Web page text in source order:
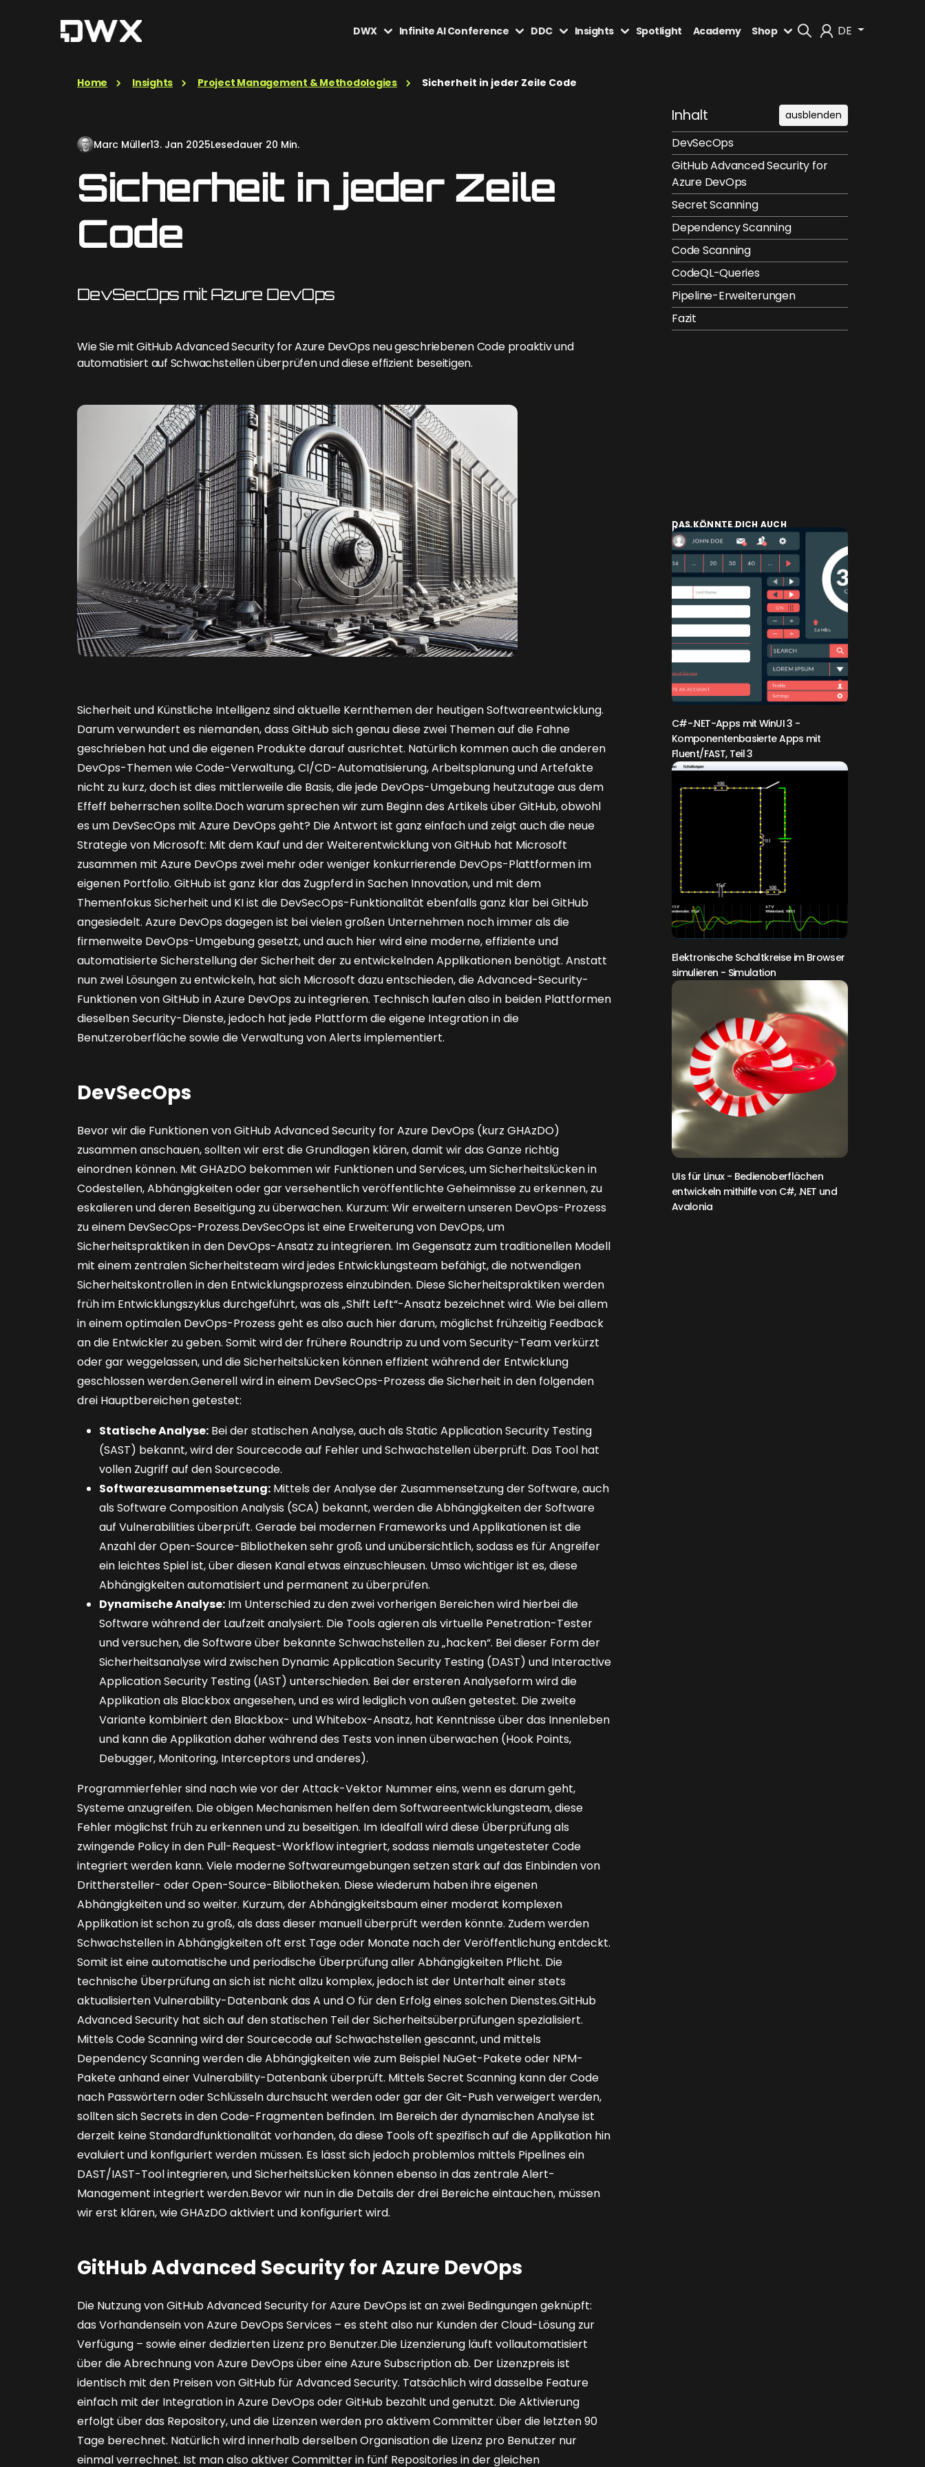
Abmelden
DE
DWX Infinite AI Conference DDC Insights Spotlight Academy Shop
Home Insights Project Management & Methodologies Sicherheit in jeder Zeile Code
Marc Müller13. Jan 2025Lesedauer 20 Min.
Sicherheit in jeder Zeile
Code
DevSecOps mit Azure DevOps
Wie Sie mit GitHub Advanced Security for Azure DevOps neu geschriebenen Code proaktiv und
automatisiert auf Schwachstellen überprüfen und diese effizient beseitigen.
Sicherheit und Künstliche Intelligenz sind aktuelle Kernthemen der heutigen Softwareentwicklung.
Darum verwundert es niemanden, dass GitHub sich genau diese zwei Themen auf die Fahne
geschrieben hat und die eigenen Produkte darauf ausrichtet. Natürlich kommen auch die anderen
Dev­Ops-Themen wie Code-Verwaltung, CI/CD-Automatisierung, Arbeitsplanung und Artefakte
nicht zu kurz, doch ist dies mittlerweile die Basis, die jede DevOps-Umgebung heutzutage aus dem
Effeff beherrschen sollte.Doch warum sprechen wir zum Beginn des Artikels über GitHub, obwohl
es um DevSecOps mit Azure DevOps geht? Die Antwort ist ganz einfach und zeigt auch die neue
Strategie von Microsoft: Mit dem Kauf und der Weiterentwicklung von GitHub hat Microsoft
zusammen mit Azure DevOps zwei mehr oder weniger konkurrierende DevOps-Plattformen im
eigenen Portfolio. GitHub ist ganz klar das Zugpferd in Sachen Innovation, und mit dem
Themenfokus Sicherheit und KI ist die DevSecOps-Funktionalität ebenfalls ganz klar bei GitHub
angesiedelt. Azure DevOps dagegen ist bei vielen großen Unternehmen noch immer als die
firmenweite Dev­Ops-Umgebung gesetzt, und auch hier wird eine moderne, ­effiziente und
automatisierte Sicherstellung der Sicherheit der zu entwickelnden Applikationen benötigt. Anstatt
nun zwei Lösungen zu entwickeln, hat sich Microsoft dazu entschieden, die Advanced-Security-
Funktionen von GitHub in Azure DevOps zu integrieren. Technisch laufen also in beiden Plattformen
dieselben Security-Dienste, jedoch hat jede Plattform die eigene Integration in die
Benutzeroberfläche sowie die Verwaltung von Alerts implementiert.
DevSecOps
Bevor wir die Funktionen von GitHub Advanced Security for Azure DevOps (kurz GHAzDO)
zusammen anschauen, sollten wir erst die Grundlagen klären, damit wir das Ganze richtig
einordnen können. Mit GHAzDO bekommen wir Funktio­nen und Services, um Sicherheitslücken in
Codestellen, Abhängigkeiten oder gar versehentlich veröffentlichte Geheimnisse zu erkennen, zu
eskalieren und deren Beseitigung zu überwachen. Kurzum: Wir erweitern unseren DevOps-Prozess
zu einem DevSecOps-Prozess.DevSecOps ist eine Erweiterung von DevOps, um
Sicherheitspraktiken in den DevOps-Ansatz zu integrieren. Im Gegensatz zum traditionellen Modell
mit einem zentralen Sicherheitsteam wird jedes Entwicklungsteam befähigt, die notwendigen
Sicherheitskontrollen in den Entwicklungsprozess einzubinden. Diese Sicherheitspraktiken werden
früh im Entwicklungszyklus durchgeführt, was als „Shift Left“-Ansatz bezeichnet wird. Wie bei allem
in einem optimalen Dev­Ops-Prozess geht es also auch hier darum, möglichst früh­zeitig Feedback
an die Entwickler zu geben. Somit wird der frühere Roundtrip zu und vom Security-Team verkürzt
oder gar weggelassen, und die Sicherheitslücken können effizient während der Entwicklung
geschlossen werden.Generell wird in einem DevSecOps-Prozess die Sicherheit in den folgenden
drei Hauptbereichen getestet:
Statische Analyse: Bei der statischen Analyse, auch als Static Application Security Testing
(SAST) bekannt, wird der Sourcecode auf Fehler und Schwachstellen überprüft. Das Tool hat
vollen Zugriff auf den Sourcecode.
Softwarezusammensetzung: Mittels der Analyse der Zusammensetzung der Software, auch
als Software Composition Analysis (SCA) bekannt, werden die Abhängigkeiten der Software
auf Vulnerabilities überprüft. Gerade bei modernen Frameworks und Applikationen ist die
Anzahl der Open-Source-Bibliotheken sehr groß und unübersichtlich, sodass es für Angreifer
ein leichtes Spiel ist, über diesen Kanal etwas einzuschleusen. Umso wichtiger ist es, diese
Abhängigkeiten automatisiert und permanent zu überprüfen.
Dynamische Analyse: Im Unterschied zu den zwei vorherigen Bereichen wird hierbei die
Software während der Laufzeit analysiert. Die Tools agieren als virtuelle Penetration-Tester
und versuchen, die Software über bekannte Schwachstellen zu „hacken“. Bei dieser Form der
Sicherheitsana­lyse wird zwischen Dynamic Application Security Testing (DAST) und Interactive
Application Security Testing (IAST) unterschieden. Bei der ersteren Analyseform wird die
Applikation als Blackbox angesehen, und es wird lediglich von außen getestet. Die zweite
Variante kombiniert den Blackbox- und Whitebox-Ansatz, hat Kenntnisse über das Innenleben
und kann die Applikation daher während des Tests von innen überwachen (Hook Points,
Debugger, Monitoring, Interceptors und anderes).
Programmierfehler sind nach wie vor der Attack-Vektor Nummer eins, wenn es darum geht,
Systeme anzugreifen. Die obigen Mechanismen helfen dem Softwareentwicklungs­team, diese
Fehler möglichst früh zu erkennen und zu beseitigen. Im Idealfall wird diese Überprüfung als
zwingende Policy in den Pull-Request-Workflow integriert, sodass niemals ungetesteter Code
integriert werden kann. Viele moderne Softwareumgebungen setzen stark auf das Einbinden von
Dritthersteller- oder Open-Source-Bibliotheken. Diese wiederum haben ihre eigenen
Abhängigkeiten und so weiter. Kurzum, der Abhängigkeitsbaum einer moderat komplexen
Applikation ist schon zu groß, als dass dieser manuell überprüft werden könnte. Zudem werden
Schwachstellen in Abhängigkeiten oft erst Tage oder Monate nach der Veröffentlichung entdeckt.
Somit ist eine automatische und periodische Überprüfung aller Abhängigkeiten Pflicht. Die
technische Überprüfung an sich ist nicht allzu komplex, jedoch ist der Unterhalt einer stets
aktualisierten Vulnerability-Datenbank das A und O für den Erfolg eines solchen Dienstes.GitHub
Advanced Security hat sich auf den statischen Teil der Sicherheitsüberprüfungen spezialisiert.
Mittels Code Scanning wird der Sourcecode auf Schwachstellen gescannt, und mittels
Dependency Scanning werden die Abhängigkeiten wie zum Beispiel NuGet-Pakete oder NPM-
Pakete anhand einer Vulnerability-Datenbank überprüft. Mittels Secret Scanning kann der Code
nach Passwörtern oder Schlüsseln durchsucht werden oder gar der Git-Push verweigert werden,
sollten sich Secrets in den Code-Fragmenten befinden. Im Bereich der dynamischen Analyse ist
derzeit keine Standardfunktionalität vorhanden, da diese Tools oft spezifisch auf die Applikation hin
evaluiert und konfiguriert werden müssen. Es lässt sich jedoch problemlos mittels Pipelines ein
DAST/IAST-Tool integrieren, und Sicherheitslücken können ebenso in das zentrale Alert-
Management integriert werden.Bevor wir nun in die Details der drei Bereiche eintauchen, müssen
wir erst klären, wie GHAzDO aktiviert und konfiguriert wird.
GitHub Advanced Security for Azure DevOps
Die Nutzung von GitHub Advanced Security for Azure Dev­Ops ist an zwei Bedingungen geknüpft:
das Vorhandensein von Azure DevOps Services – es steht also nur Kunden der Cloud-Lösung zur
Verfügung – sowie einer dedizierten Lizenz pro Benutzer.Die Lizenzierung läuft vollautomatisiert
über die Abrechnung von Azure DevOps über eine Azure Subscription ab. Der Lizenzpreis ist
identisch mit den Preisen von GitHub für Advanced Security. Tatsächlich wird dasselbe Feature
einfach mit der Integration in Azure DevOps oder GitHub bezahlt und genutzt. Die Aktivierung
erfolgt über das Repository, und die Lizenzen werden pro aktivem Committer über die letzten 90
Tage berechnet. Natürlich wird innerhalb derselben Organisation die Lizenz pro Benutzer nur
einmal verrechnet. Ist man also aktiver Committer in fünf Repositories in der gleichen
Inhalt ausblenden
DevSecOps
GitHub Advanced Security for
Azure DevOps
Secret Scanning
Dependency Scanning
Code Scanning
CodeQL-Queries
Pipeline-Erweiterungen
Fazit
DAS KÖNNTE DICH AUCH
INTERESSIEREN:
C#-.NET-Apps mit WinUI 3 -
Komponentenbasierte Apps mit
Fluent/FAST, Teil 3
Elektronische Schaltkreise im Browser
simulieren - Simulation
UIs für Linux - Bedienoberflächen
entwickeln mithilfe von C#, .NET und
Avalonia